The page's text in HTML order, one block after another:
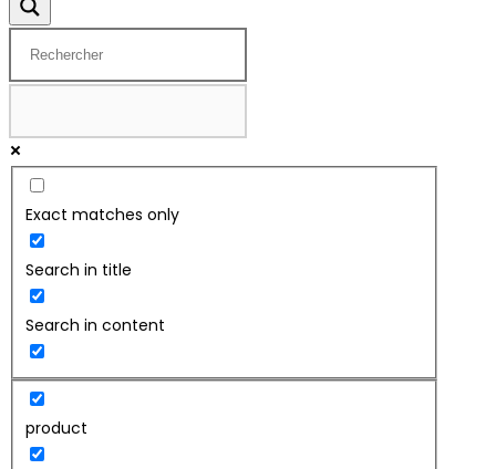
Exact matches only
Search in title
Search in content
product